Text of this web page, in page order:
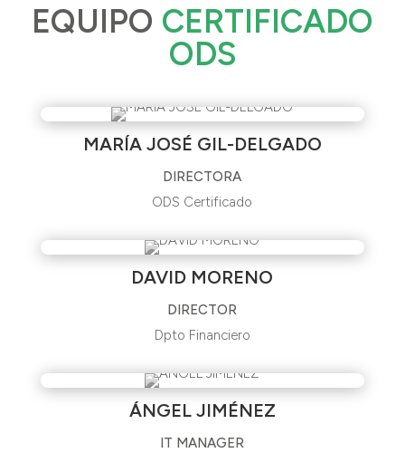
EQUIPO CERTIFICADO
ODS
MARÍA JOSÉ GIL-DELGADO
DIRECTORA
ODS Certificado
DAVID MORENO
DIRECTOR
Dpto Financiero
ÁNGEL JIMÉNEZ
IT MANAGER